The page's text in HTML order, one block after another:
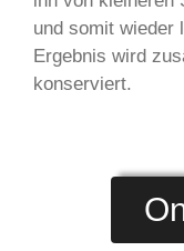
und somit wieder
Ergebnis wird
konserviert.